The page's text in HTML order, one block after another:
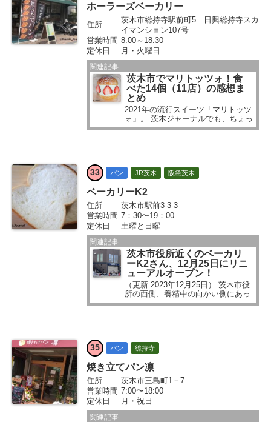
ホーラーズベーカリー
住所
茨木市総持寺駅前町5 日興総持寺スカ
イマンション107号
営業時間 8:00～18:30
定休日
月・火曜日
関連記事
茨木市でマリトッツォ！食
べた14個（11店）の感想ま
とめ
2021年の流行スイーツ「マリトッツ
ォ」。 茨木ジャーナルでも、ちょっ
と前にマリトッツォを食べた～と記
になりました...
33 パン JR茨木 阪急茨木
ベーカリーK2
住所
茨木市駅前3-3-3
営業時間 7：30〜19：00
定休日
土曜と日曜
関連記事
茨木市役所近くのベーカリ
ーK2さん、12月25日にリニ
ューアルオープン！
（更新 2023年12月25日） 茨木市役
所の西側、養精中の向かい側にあっ
たパン屋「ベーカリーK2」さん。
35 パン 総持寺
焼き立てパン凛
住所
茨木市三島町1－7
営業時間 7:00〜18:00
定休日
月・祝日
関連記事